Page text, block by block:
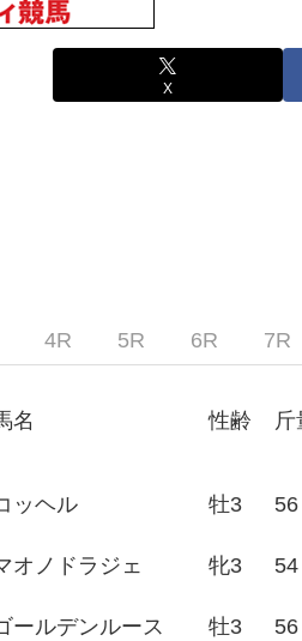
X
4R 5R 6R 7R
名 性齢 斤
ッヘル 牡3 56
オノドラジェ 牝3 54
ールデンルース 牡3 56